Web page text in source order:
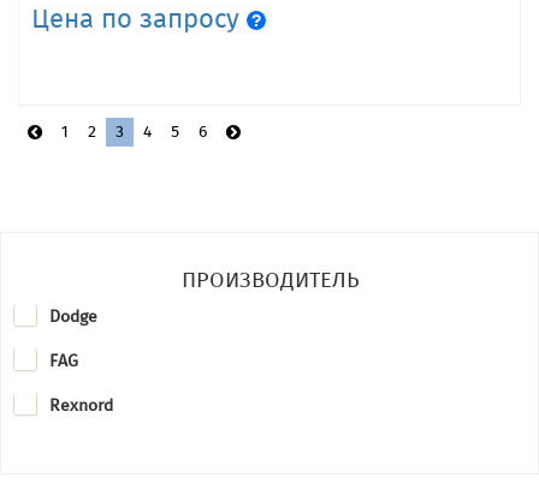
Цена по запросу
1 2 3 4 5 6
ПРОИЗВОДИТЕЛЬ
Dodge
FAG
Rexnord